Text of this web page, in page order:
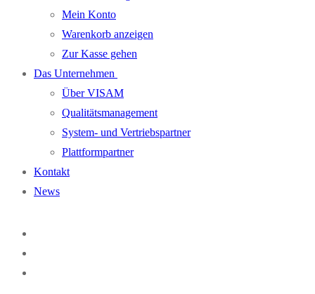
Mein Konto
Warenkorb anzeigen
Zur Kasse gehen
Das Unternehmen
Über VISAM
Qualitätsmanagement
System- und Vertriebspartner
Plattformpartner
Kontakt
News